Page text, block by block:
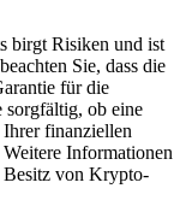
birgt Risiken und ist
Sie, dass die
für die
ob eine
finanziellen
Informationen
Besitz von Krypto-